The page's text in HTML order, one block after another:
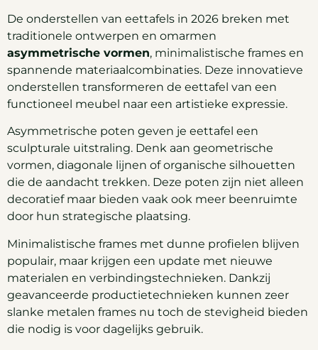
De onderstellen van eettafels in 2026 breken met
traditionele ontwerpen en omarmen
asymmetrische vormen, minimalistische frames en
spannende materiaalcombinaties. Deze innovatieve
onderstellen transformeren de eettafel van een
functioneel meubel naar een artistieke expressie.
Asymmetrische poten geven je eettafel een
sculpturale uitstraling. Denk aan geometrische
vormen, diagonale lijnen of organische silhouetten
die de aandacht trekken. Deze poten zijn niet alleen
decoratief maar bieden vaak ook meer beenruimte
door hun strategische plaatsing.
Minimalistische frames met dunne profielen blijven
populair, maar krijgen een update met nieuwe
materialen en verbindingstechnieken. Dankzij
geavanceerde productietechnieken kunnen zeer
slanke metalen frames nu toch de stevigheid bieden
die nodig is voor dagelijks gebruik.